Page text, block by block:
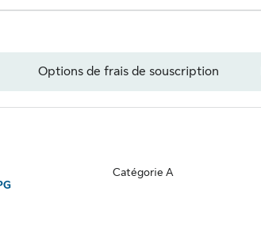
Options de frais de souscription
Catégorie A